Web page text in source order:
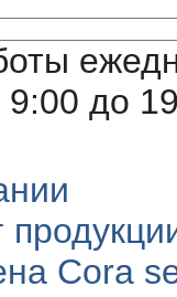
до
Cora